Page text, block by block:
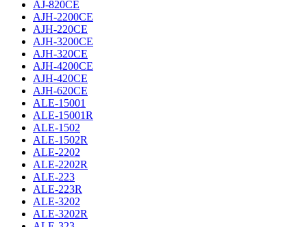
AJ-820CE
AJH-2200CE
AJH-220CE
AJH-3200CE
AJH-320CE
AJH-4200CE
AJH-420CE
AJH-620CE
ALE-15001
ALE-15001R
ALE-1502
ALE-1502R
ALE-2202
ALE-2202R
ALE-223
ALE-223R
ALE-3202
ALE-3202R